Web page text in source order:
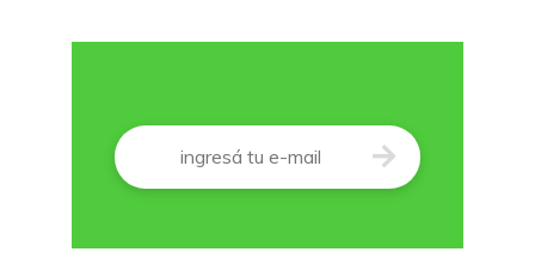
Correo